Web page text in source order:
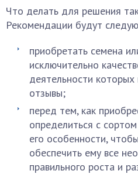
Что делать для решения
Рекомендации будут
приобретать семена
исключительно
деятельности
отзывы;
перед тем, как
определиться с
его особенности,
обеспечить ему все
правильного роста и